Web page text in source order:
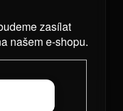
zasílat
našem e-shopu.